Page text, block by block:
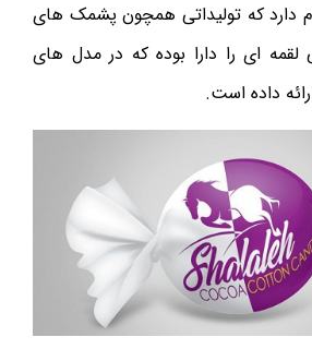
دارد که تولیداتی همچون پشمک های
لقمه ای را دارا بوده که در مدل های
داده است.